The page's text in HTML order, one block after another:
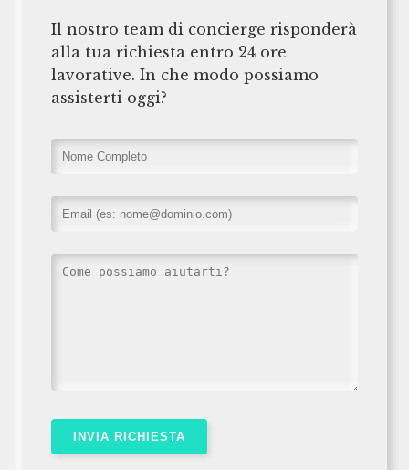
Il nostro team di concierge risponderà
alla tua richiesta entro 24 ore
lavorative. In che modo possiamo
assisterti oggi?
INVIA RICHIESTA